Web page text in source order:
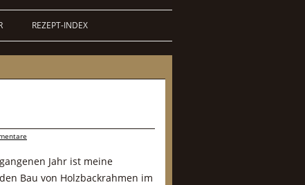
REZEPT-INDEX
Jahr ist meine
Bau von Holzbackrahmen im